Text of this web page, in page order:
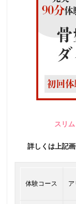
スリ
詳しくは上記
体験コース ア